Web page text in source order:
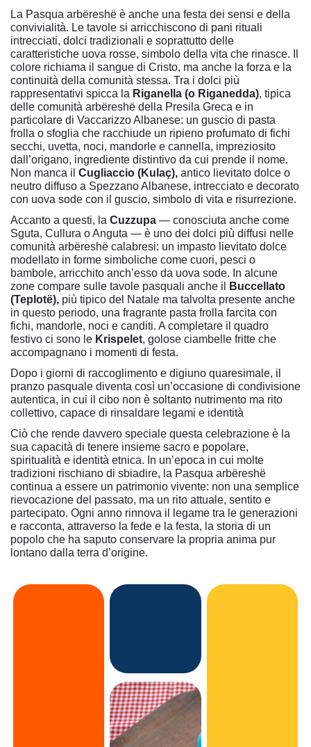
La Pasqua arbëreshë è anche una festa dei sensi e della
convivialità. Le tavole si arricchiscono di pani rituali
intrecciati, dolci tradizionali e soprattutto delle
caratteristiche uova rosse, simbolo della vita che rinasce. Il
colore richiama il sangue di Cristo, ma anche la forza e la
continuità della comunità stessa. Tra i dolci più
rappresentativi spicca la Riganella (o Riganedda), tipica
delle comunità arbëreshë della Presila Greca e in
particolare di Vaccarizzo Albanese: un guscio di pasta
frolla o sfoglia che racchiude un ripieno profumato di fichi
secchi, uvetta, noci, mandorle e cannella, impreziosito
dall’origano, ingrediente distintivo da cui prende il nome.
Non manca il Cugliaccio (Kulaç), antico lievitato dolce o
neutro diffuso a Spezzano Albanese, intrecciato e decorato
con uova sode con il guscio, simbolo di vita e risurrezione.
Accanto a questi, la Cuzzupa — conosciuta anche come
Sguta, Cullura o Anguta — è uno dei dolci più diffusi nelle
comunità arbëreshë calabresi: un impasto lievitato dolce
modellato in forme simboliche come cuori, pesci o
bambole, arricchito anch’esso da uova sode. In alcune
zone compare sulle tavole pasquali anche il
Buccellato
(Teplotë), più tipico del Natale ma talvolta presente anche
in questo periodo, una fragrante pasta frolla farcita con
fichi, mandorle, noci e canditi. A completare il quadro
festivo ci sono le Krispelet, golose ciambelle fritte che
accompagnano i momenti di festa.
Dopo i giorni di raccoglimento e digiuno quaresimale, il
pranzo pasquale diventa così un’occasione di condivisione
autentica, in cui il cibo non è soltanto nutrimento ma rito
collettivo, capace di rinsaldare legami e identità
Ciò che rende davvero speciale questa celebrazione è la
sua capacità di tenere insieme sacro e popolare,
spiritualità e identità etnica. In un’epoca in cui molte
tradizioni rischiano di sbiadire, la Pasqua arbëreshë
continua a essere un patrimonio vivente: non una semplice
rievocazione del passato, ma un rito attuale, sentito e
partecipato. Ogni anno rinnova il legame tra le generazioni
e racconta, attraverso la fede e la festa, la storia di un
popolo che ha saputo conservare la propria anima pur
lontano dalla terra d’origine.